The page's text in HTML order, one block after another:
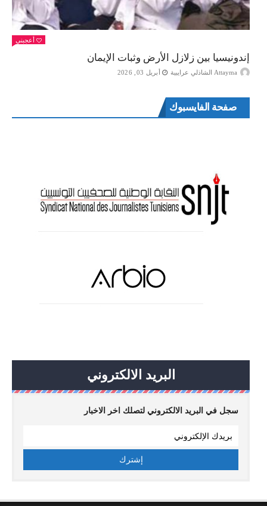
أعجبني
إندونيسيا بين زلازل الأرض وثبات الإيمان
Attayma الشاذلي عرايبية أبريل 03, 2026
صفحة الفايسبوك
البريد الالكتروني
سجل في البريد الالكتروني لتصلك اخر الاخبار